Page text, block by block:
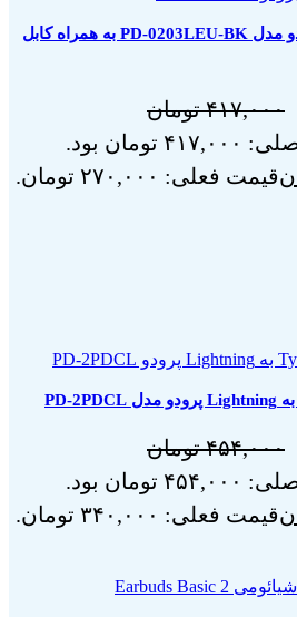
شارژر دیواری پرودو مدل PD-0203LEU-BK به همراه کابل
۴۱۷,۰۰۰ تومان
تومان بود.
قیمت فعلی: ۲۷۰,۰۰۰ تومان.
افزودن به سبد
۴۵۴,۰۰۰ تومان
تومان بود.
قیمت فعلی: ۳۴۰,۰۰۰ تومان.
مشخصات فنی